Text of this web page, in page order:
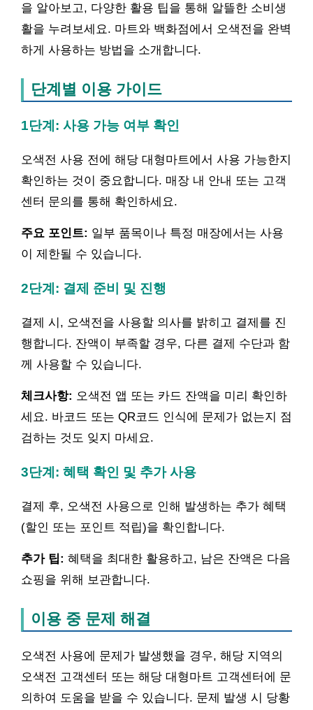
을 알아보고, 다양한 활용 팁을 통해 알뜰한 소비생
활을 누려보세요. 마트와 백화점에서 오색전을 완벽
하게 사용하는 방법을 소개합니다.
단계별 이용 가이드
1단계: 사용 가능 여부 확인
오색전 사용 전에 해당 대형마트에서 사용 가능한지
확인하는 것이 중요합니다. 매장 내 안내 또는 고객
센터 문의를 통해 확인하세요.
주요 포인트: 일부 품목이나 특정 매장에서는 사용
이 제한될 수 있습니다.
2단계: 결제 준비 및 진행
결제 시, 오색전을 사용할 의사를 밝히고 결제를 진
행합니다. 잔액이 부족할 경우, 다른 결제 수단과 함
께 사용할 수 있습니다.
체크사항: 오색전 앱 또는 카드 잔액을 미리 확인하
세요. 바코드 또는 QR코드 인식에 문제가 없는지 점
검하는 것도 잊지 마세요.
3단계: 혜택 확인 및 추가 사용
결제 후, 오색전 사용으로 인해 발생하는 추가 혜택
(할인 또는 포인트 적립)을 확인합니다.
추가 팁: 혜택을 최대한 활용하고, 남은 잔액은 다음
쇼핑을 위해 보관합니다.
이용 중 문제 해결
오색전 사용에 문제가 발생했을 경우, 해당 지역의
오색전 고객센터 또는 해당 대형마트 고객센터에 문
의하여 도움을 받을 수 있습니다. 문제 발생 시 당황